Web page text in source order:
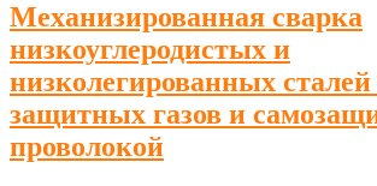
Механизированная сварка
низкоуглеродистых и
низколегированных сталей
защитных газов и
проволокой